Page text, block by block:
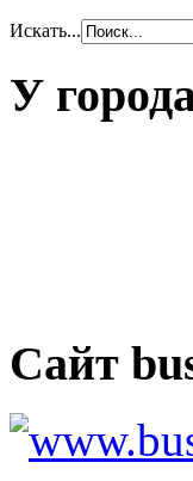
Искать...
У
Сайт